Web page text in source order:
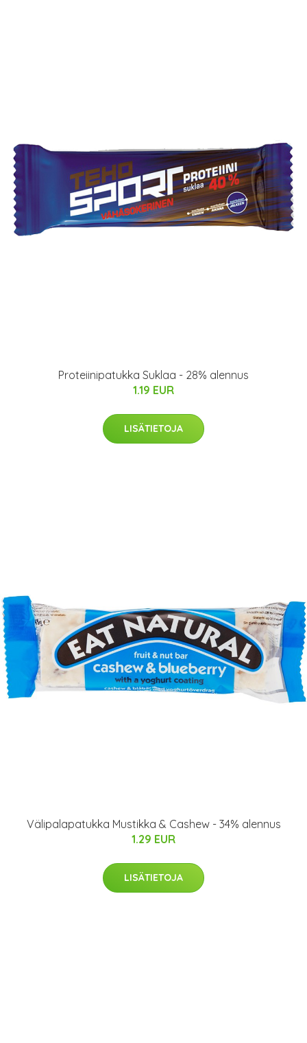
Proteiinipatukka Suklaa - 28% alennus
1.19 EUR
LISÄTIETOJA
Välipalapatukka Mustikka & Cashew - 34% alennus
1.29 EUR
LISÄTIETOJA